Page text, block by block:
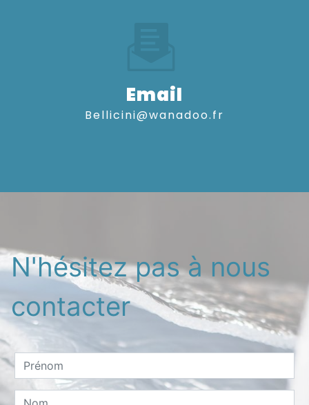
Email
bellicini@wanadoo.fr
N'hésitez pas à nous
contacter